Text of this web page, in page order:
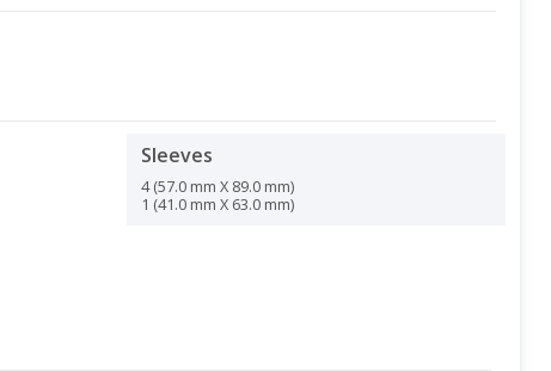
Sleeves
4 (57.0 mm X 89.0 mm)
1 (41.0 mm X 63.0 mm)